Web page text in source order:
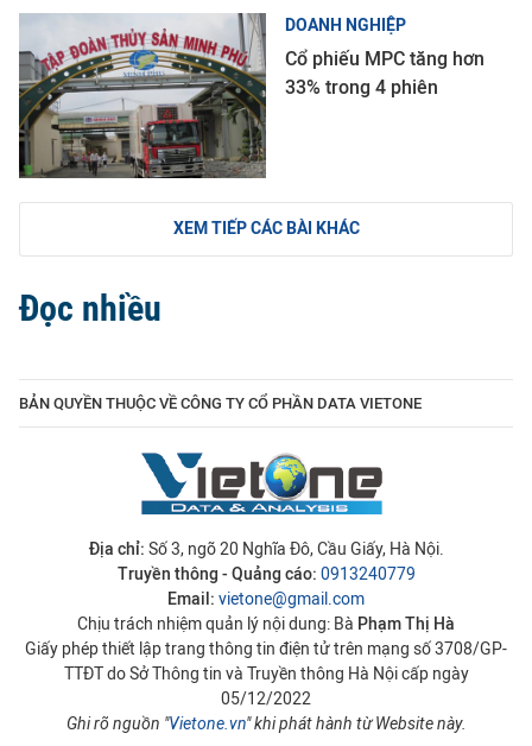
DOANH NGHIỆP
Cổ phiếu MPC tăng hơn
33% trong 4 phiên
XEM TIẾP CÁC BÀI KHÁC
Đọc nhiều
BẢN QUYỀN THUỘC VỀ CÔNG TY CỔ PHẦN DATA VIETONE
Địa chỉ: Số 3, ngõ 20 Nghĩa Đô, Cầu Giấy, Hà Nội.
Truyền thông - Quảng cáo: 0913240779
Email: vietone@gmail.com
Chịu trách nhiệm quản lý nội dung: Bà Phạm Thị Hà
Giấy phép thiết lập trang thông tin điện tử trên mạng số 3708/GP-
TTĐT do Sở Thông tin và Truyền thông Hà Nội cấp ngày
05/12/2022
Ghi rõ nguồn "Vietone.vn" khi phát hành từ Website này.